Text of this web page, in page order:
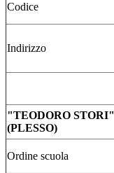
Codice
Indirizzo
"TEODORO STORI"
(PLESSO)
Ordine scuola